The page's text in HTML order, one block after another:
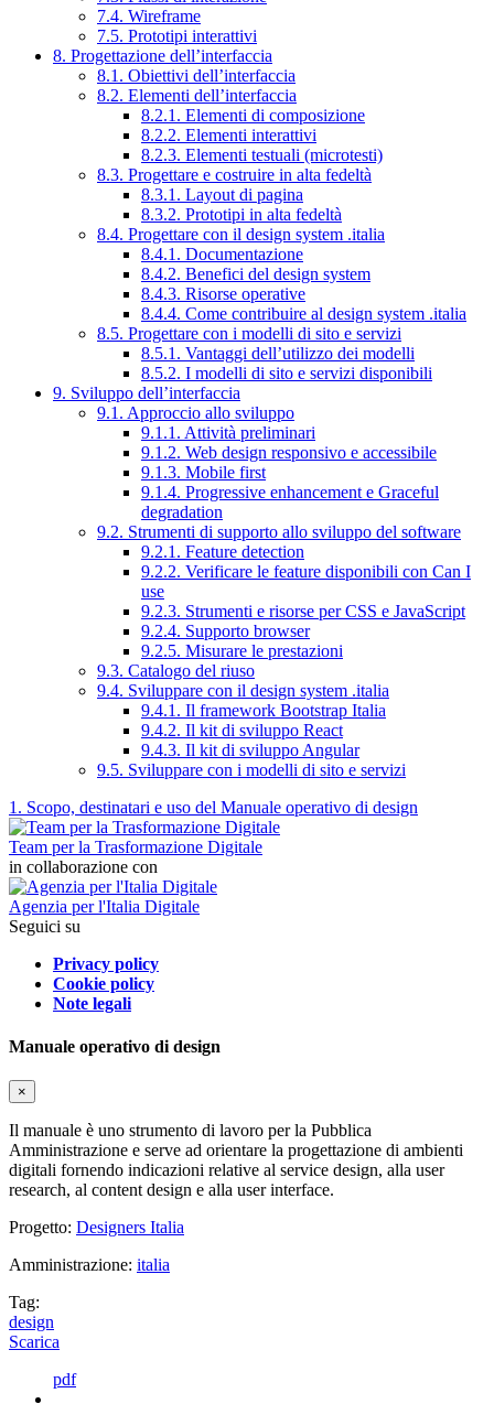
7.4. Wireframe
7.5. Prototipi interattivi
8. Progettazione dell’interfaccia
8.1. Obiettivi dell’interfaccia
8.2. Elementi dell’interfaccia
8.2.1. Elementi di composizione
8.2.2. Elementi interattivi
8.2.3. Elementi testuali (microtesti)
8.3. Progettare e costruire in alta fedeltà
8.3.1. Layout di pagina
8.3.2. Prototipi in alta fedeltà
8.4. Progettare con il design system .italia
8.4.1. Documentazione
8.4.2. Benefici del design system
8.4.3. Risorse operative
8.4.4. Come contribuire al design system .italia
8.5. Progettare con i modelli di sito e servizi
8.5.1. Vantaggi dell’utilizzo dei modelli
8.5.2. I modelli di sito e servizi disponibili
9. Sviluppo dell’interfaccia
9.1. Approccio allo sviluppo
9.1.1. Attività preliminari
9.1.2. Web design responsivo e accessibile
9.1.3. Mobile first
9.1.4. Progressive enhancement e Graceful
degradation
9.2. Strumenti di supporto allo sviluppo del software
9.2.1. Feature detection
9.2.2. Verificare le feature disponibili con Can I
use
9.2.3. Strumenti e risorse per CSS e JavaScript
9.2.4. Supporto browser
9.2.5. Misurare le prestazioni
9.3. Catalogo del riuso
9.4. Sviluppare con il design system .italia
9.4.1. Il framework Bootstrap Italia
9.4.2. Il kit di sviluppo React
9.4.3. Il kit di sviluppo Angular
9.5. Sviluppare con i modelli di sito e servizi
1. Scopo, destinatari e uso del Manuale operativo di design
Team per la Trasformazione Digitale
in collaborazione con
Agenzia per l'Italia Digitale
Seguici su
Privacy policy
Cookie policy
Note legali
Manuale operativo di design
×
Il manuale è uno strumento di lavoro per la Pubblica
Amministrazione e serve ad orientare la progettazione di ambienti
digitali fornendo indicazioni relative al service design, alla user
research, al content design e alla user interface.
Progetto: Designers Italia
Amministrazione: italia
Tag:
design
Scarica
pdf